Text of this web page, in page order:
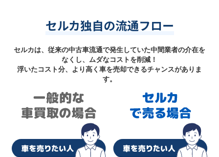
セルカ独自の流通フロー
セルカは、従来の中古車流通で発生していた中間業者の介在を
なくし、ムダなコストを削減！
浮いたコスト分、より高く車を売却できるチャンスがありま
す。